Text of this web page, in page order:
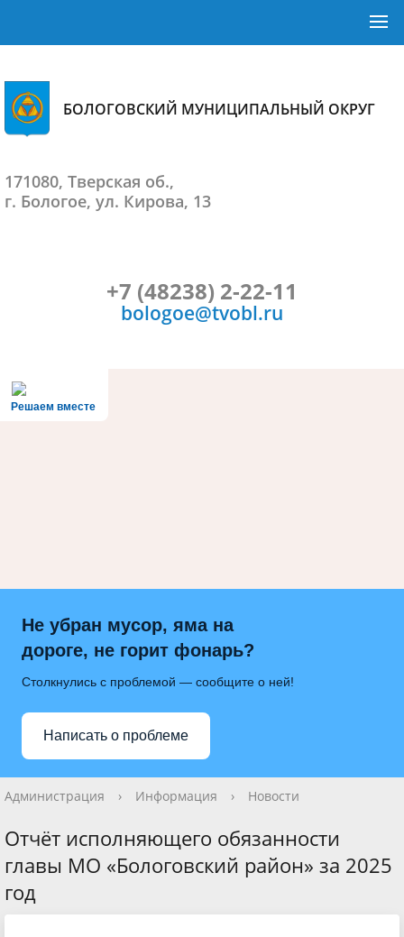
БОЛОГОВСКИЙ МУНИЦИПАЛЬНЫЙ ОКРУГ
171080, Тверская об.,
г. Бологое, ул. Кирова, 13
+7 (48238) 2-22-11
bologoe@tvobl.ru
Решаем вместе
Не убран мусор, яма на
дороге, не горит фонарь?
Столкнулись с проблемой — сообщите о ней!
Написать о проблеме
Администрация › Информация › Новости
Отчёт исполняющего обязанности
главы МО «Бологовский район» за 2025
год